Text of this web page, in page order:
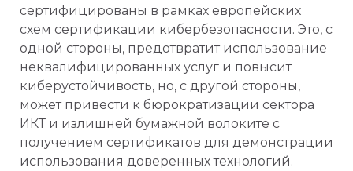
сертифицированы в рамках европейских
схем сертификации кибербезопасности. Это, с
одной стороны, предотвратит использование
неквалифицированных услуг и повысит
киберустойчивость, но, с другой стороны,
может привести к бюрократизации сектора
ИКТ и излишней бумажной волоките с
получением сертификатов для демонстрации
использования доверенных технологий.